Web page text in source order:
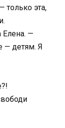
только эта,
Елена. —
— детям. Я